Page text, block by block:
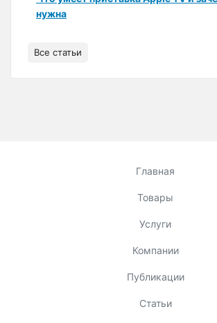
нужна
Все статьи
Главная
Товары
Услуги
Компании
Публикации
Статьи